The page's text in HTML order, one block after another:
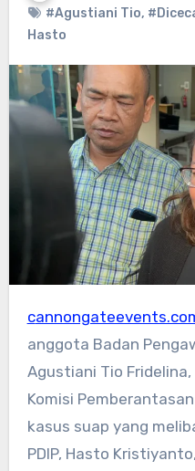
#Agustiani Tio,
Hasto
anggota Badan
Agustiani Tio
Komisi
kasus suap yang
PDIP, Hasto